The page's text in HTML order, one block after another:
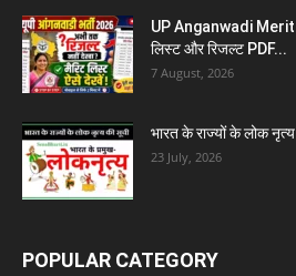
UP Anganwadi Merit
लिस्ट और रिजल्ट PDF...
7 August, 2026
भारत के राज्यों के लोक
23 July, 2026
POPULAR CATEGORY